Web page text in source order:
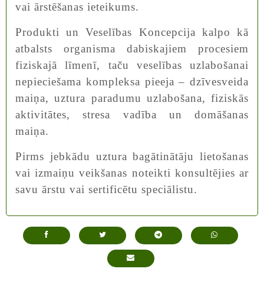
vai ārstēšanas ieteikums.
Produkti un Veselības Koncepcija kalpo kā
atbalsts organisma dabiskajiem procesiem
fiziskajā līmenī, taču veselības uzlabošanai
nepieciešama kompleksa pieeja – dzīvesveida
maiņa, uztura paradumu uzlabošana, fiziskās
aktivitātes, stresa vadība un domāšanas
maiņa.
Pirms jebkādu uztura bagātinātāju lietošanas
vai izmaiņu veikšanas noteikti konsultējies ar
savu ārstu vai sertificētu speciālistu.